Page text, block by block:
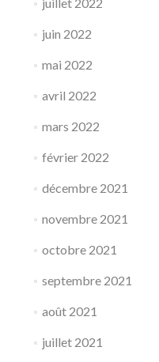
juin 2022
mai 2022
avril 2022
mars 2022
février 2022
décembre 2021
novembre 2021
octobre 2021
septembre 2021
août 2021
juillet 2021